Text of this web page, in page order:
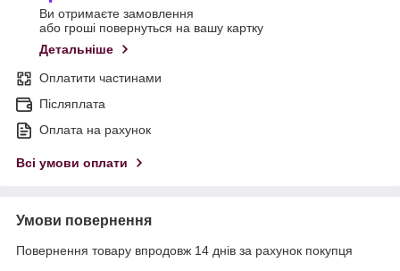
Ви отримаєте замовлення
або гроші повернуться на вашу картку
Детальніше
Оплатити частинами
Післяплата
Оплата на рахунок
Всі умови оплати
Умови повернення
Повернення товару впродовж 14 днів за рахунок покупця